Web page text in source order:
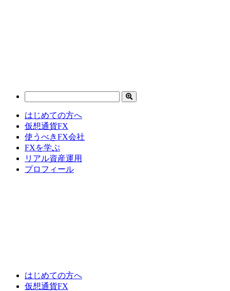
はじめての方へ
仮想通貨FX
使うべきFX会社
FXを学ぶ
リアル資産運用
プロフィール
はじめての方へ
仮想通貨FX